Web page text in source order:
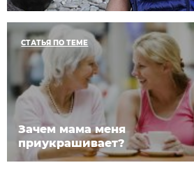
СТАТЬЯ ПО ТЕМЕ
Зачем мама меня
приукрашивает?